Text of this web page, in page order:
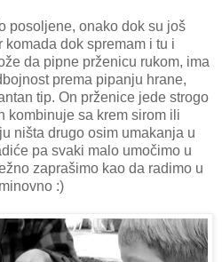
posoljene, onako dok su još
dok spremam i tu i
da pipne prženicu rukom, ima
prema pipanju hrane,
tip. On prženice jede strogo
kombinuje sa krem sirom ili
ništa drugo osim umakanja u
pa svaki malo umočimo u
zaprašimo kao da radimo u
:)